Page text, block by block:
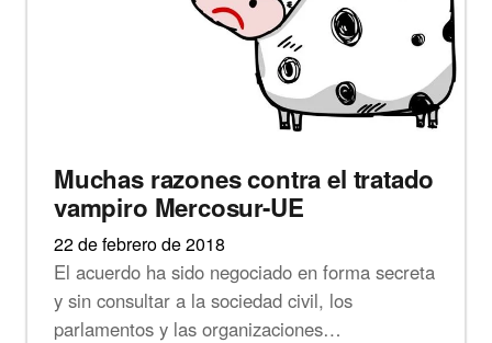
Muchas razones contra el tratado
vampiro Mercosur-UE
22 de febrero de 2018
El acuerdo ha sido negociado en forma secreta
y sin consultar a la sociedad civil, los
parlamentos y las organizaciones…